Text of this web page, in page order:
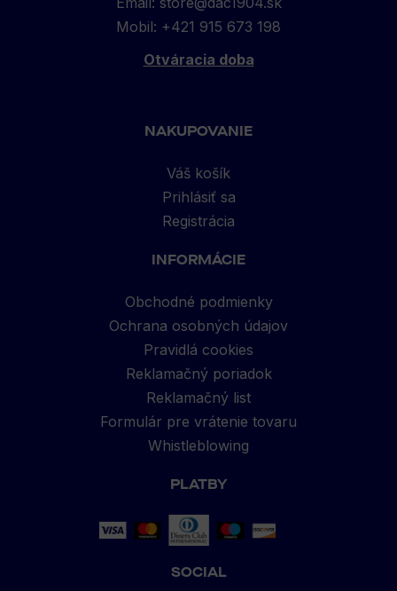
Mobil: +421 915 673 198
Otváracia doba
NAKUPOVANIE
Váš košík
Prihlásiť sa
Registrácia
INFORMÁCIE
Obchodné podmienky
Ochrana osobných údajov
Pravidlá cookies
Reklamačný poriadok
Reklamačný list
Formulár pre vrátenie tovaru
Whistleblowing
PLATBY
SOCIAL